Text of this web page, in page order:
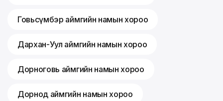
Говьсүмбэр аймгийн намын хороо
Дархан-Уул аймгийн намын хороо
Дорноговь аймгийн намын хороо
Дорнод аймгийн намын хороо